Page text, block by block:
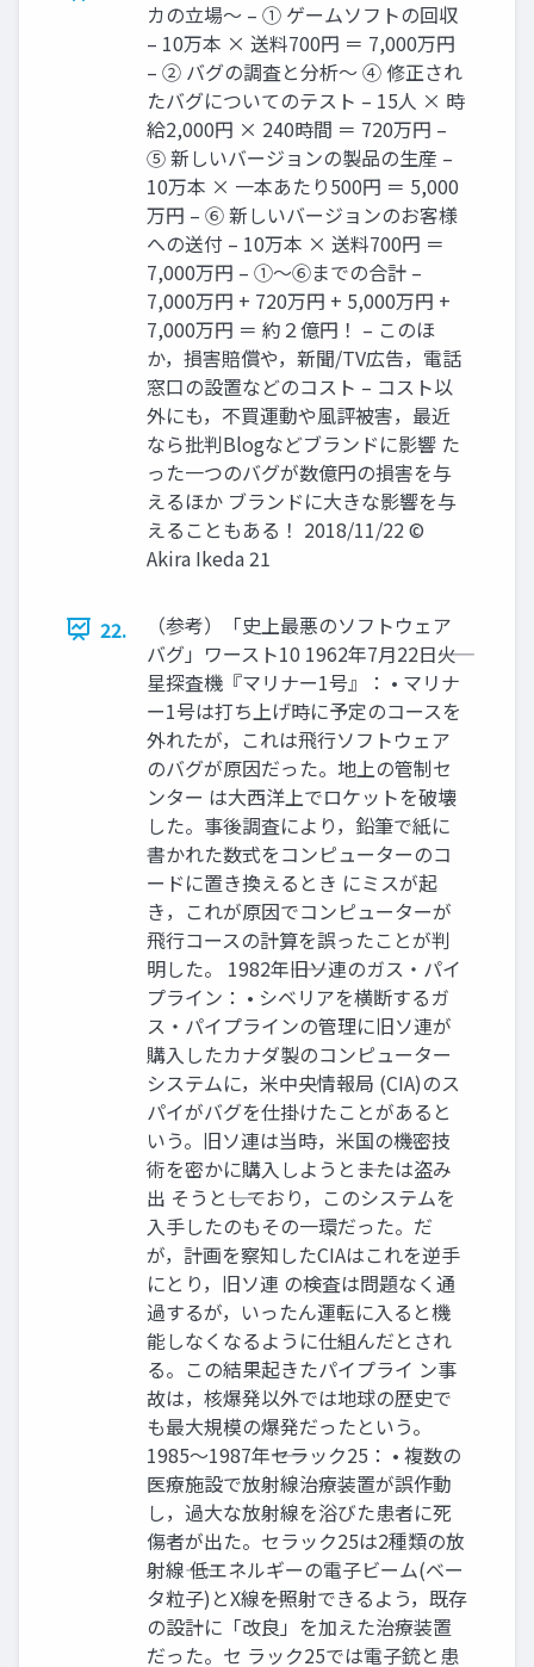
カの立場～ – ① ゲームソフトの回収
– 10万本 × 送料700円 ＝ 7,000万円
– ② バグの調査と分析～ ④ 修正され
たバグについてのテスト – 15人 × 時
給2,000円 × 240時間 ＝ 720万円 –
⑤ 新しいバージョンの製品の生産 –
10万本 × 一本あたり500円 ＝ 5,000
万円 – ⑥ 新しいバージョンのお客様
への送付 – 10万本 × 送料700円 ＝
7,000万円 – ①～⑥までの合計 –
7,000万円 + 720万円 + 5,000万円 +
7,000万円 ＝ 約２億円！ – このほ
か，損害賠償や，新聞/TV広告，電話
窓口の設置などのコスト – コスト以
外にも，不買運動や風評被害，最近
なら批判Blogなどブランドに影響 た
った一つのバグが数億円の損害を与
えるほか ブランドに大きな影響を与
えることもある！ 2018/11/22 ©
Akira Ikeda 21
22.
（参考）「史上最悪のソフトウェア
バグ」ワースト10 1962年7月22日――火
星探査機『マリナー1号』： • マリナ
ー1号は打ち上げ時に予定のコースを
外れたが，これは飛行ソフトウェア
のバグが原因だった。地上の管制セ
ンター は大西洋上でロケットを破壊
した。事後調査により，鉛筆で紙に
書かれた数式をコンピューターのコ
ードに置き換えるとき にミスが起
き，これが原因でコンピューターが
飛行コースの計算を誤ったことが判
明した。 1982年――旧ソ連のガス・パイ
プライン： • シベリアを横断するガ
ス・パイプラインの管理に旧ソ連が
購入したカナダ製のコンピューター
システムに，米中央情報局 (CIA)のス
パイがバグを仕掛けたことがあると
いう。旧ソ連は当時，米国の機密技
術を密かに購入しようと――または盗み
出 そうと――しており，このシステムを
入手したのもその一環だった。だ
が，計画を察知したCIAはこれを逆手
にとり，旧ソ連 の検査は問題なく通
過するが，いったん運転に入ると機
能しなくなるように仕組んだとされ
る。この結果起きたパイプライ ン事
故は，核爆発以外では地球の歴史で
も最大規模の爆発だったという。
1985〜1987年――セラック25： • 複数の
医療施設で放射線治療装置が誤作動
し，過大な放射線を浴びた患者に死
傷者が出た。セラック25は2種類の放
射線―― 低エネルギーの電子ビーム(ベー
タ粒子)とX線――を照射できるよう，既存
の設計に「改良」を加えた治療装置
だった。セ ラック25では電子銃と患